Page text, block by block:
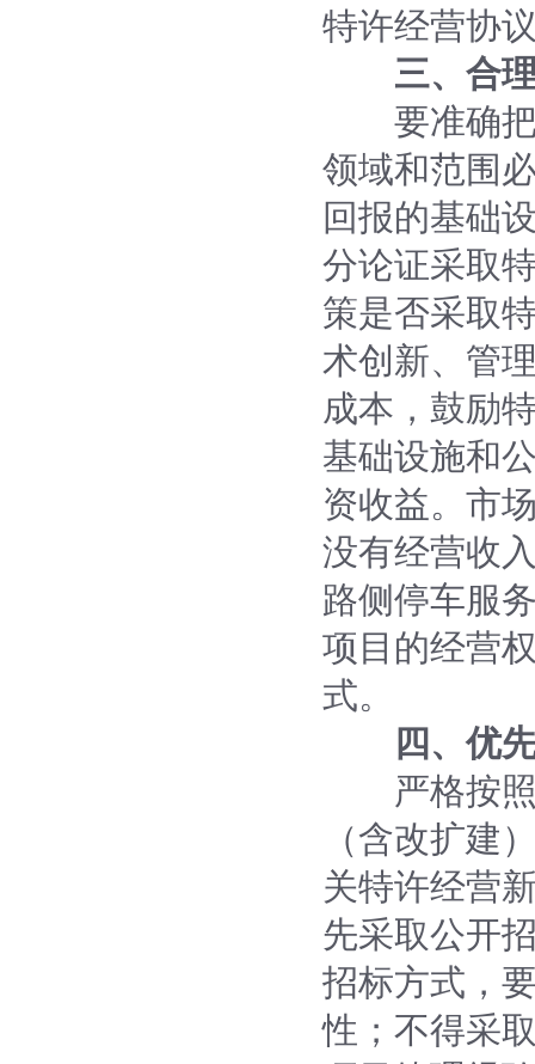
特许经营协
三、合
要准确把
领域和范围
回报的基础
分论证采取
策是否采取
术创新、管
成本，鼓励
基础设施和
资收益。市
没有经营收
路侧停车服
项目的经营
式。
四、优
严格按照
（含改扩建
关特许经营
先采取公开
招标方式，
性；不得采